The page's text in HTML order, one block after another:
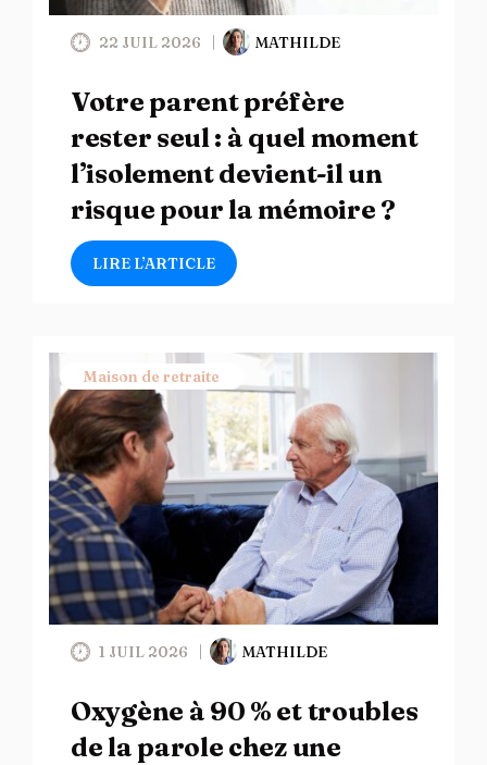
22 JUIL 2026 MATHILDE
Votre parent préfère
rester seul : à quel moment
l’isolement devient-il un
risque pour la mémoire ?
LIRE L’ARTICLE
Maison de retraite
1 JUIL 2026 MATHILDE
Oxygène à 90 % et troubles
de la parole chez une